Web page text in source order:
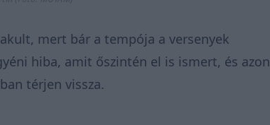
mert bár a tempója a versenyek
hiba, amit őszintén el is ismert, és azon
térjen vissza.